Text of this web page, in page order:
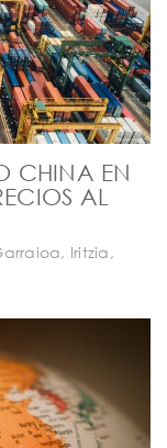
CHINA EN
AL
, Iritzia,